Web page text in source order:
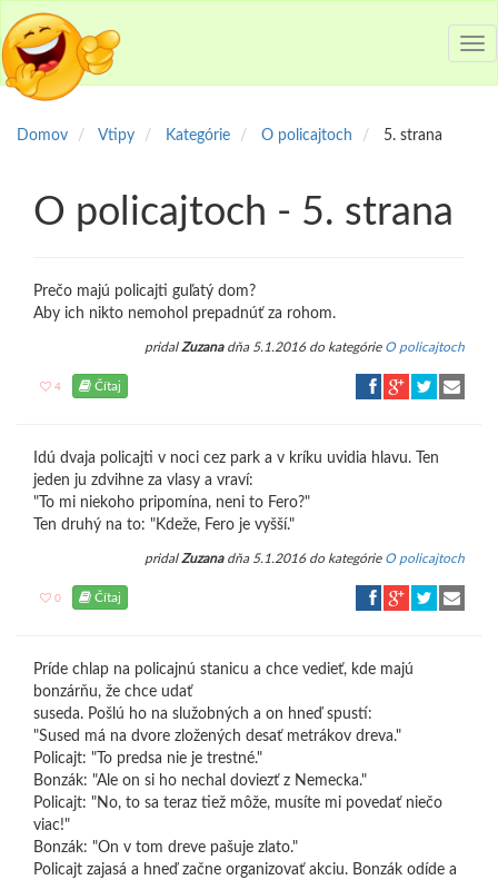
Domov Vtipy Kategórie O policajtoch 5. strana
O policajtoch - 5. strana
Prečo majú policajti guľatý dom?
Aby ich nikto nemohol prepadnúť za rohom.
pridalZuzanadňa 5.1.2016 do kategórie O policajtoch
4 Čítaj
Idú dvaja policajti v noci cez park a v kríku uvidia hlavu. Ten
jeden ju zdvihne za vlasy a vraví:
"To mi niekoho pripomína, neni to Fero?"
Ten druhý na to: "Kdeže, Fero je vyšší."
pridalZuzanadňa 5.1.2016 do kategórie O policajtoch
0 Čítaj
Príde chlap na policajnú stanicu a chce vedieť, kde majú
bonzárňu, že chce udať
suseda. Pošlú ho na služobných a on hneď spustí:
"Sused má na dvore zložených desať metrákov dreva."
Policajt: "To predsa nie je trestné."
Bonzák: "Ale on si ho nechal doviezť z Nemecka."
Policajt: "No, to sa teraz tiež môže, musíte mi povedať niečo
viac!"
Bonzák: "On v tom dreve pašuje zlato."
Policajt zajasá a hneď začne organizovať akciu. Bonzák odíde a